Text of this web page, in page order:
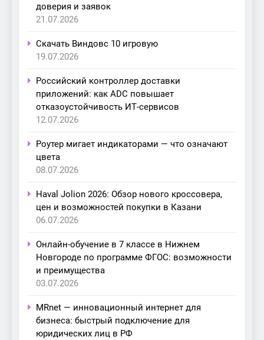
доверия и заявок
21.07.2026
Скачать Виндовс 10 игровую
19.07.2026
Российский контроллер доставки
приложений: как ADC повышает
отказоустойчивость ИТ-сервисов
12.07.2026
Роутер мигает индикаторами — что означают
цвета
08.07.2026
Haval Jolion 2026: Обзор нового кроссовера,
цен и возможностей покупки в Казани
06.07.2026
Онлайн-обучение в 7 классе в Нижнем
Новгороде по программе ФГОС: возможности
и преимущества
03.07.2026
MRnet — инновационный интернет для
бизнеса: быстрый подключение для
юридических лиц в РФ